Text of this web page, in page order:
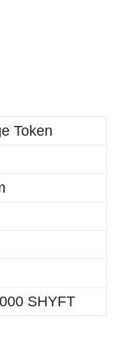
Token
SHYFT